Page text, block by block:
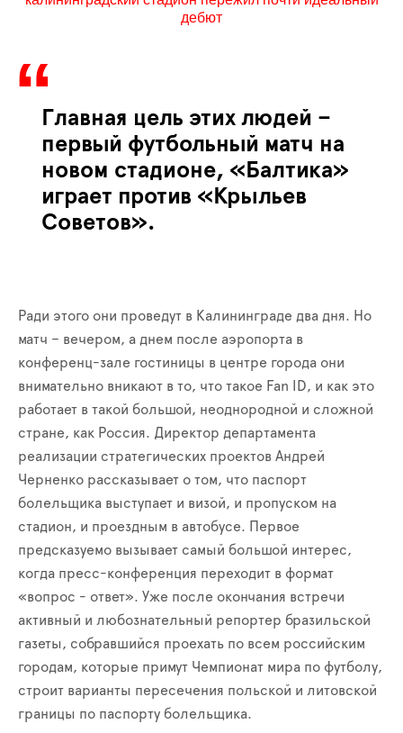
дебют
Главная цель этих людей –
первый футбольный матч на
новом стадионе, «Балтика»
играет против «Крыльев
Советов».
Ради этого они проведут в Калининграде два дня. Но
матч – вечером, а днем после аэропорта в
конференц-зале гостиницы в центре города они
внимательно вникают в то, что такое Fan ID, и как это
работает в такой большой, неоднородной и сложной
стране, как Россия. Директор департамента
реализации стратегических проектов Андрей
Черненко рассказывает о том, что паспорт
болельщика выступает и визой, и пропуском на
стадион, и проездным в автобусе. Первое
предсказуемо вызывает самый большой интерес,
когда пресс-конференция переходит в формат
«вопрос - ответ». Уже после окончания встречи
активный и любознательный репортер бразильской
газеты, собравшийся проехать по всем российским
городам, которые примут Чемпионат мира по футболу,
строит варианты пересечения польской и литовской
границы по паспорту болельщика.